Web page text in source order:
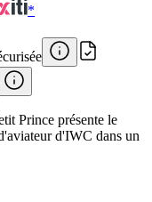
*
Prince présente le
d'IWC dans un